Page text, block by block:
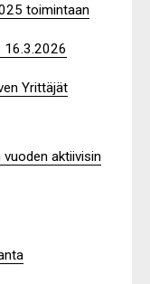
toimintaan
16.3.2026
Yrittäjät
aktiivisin